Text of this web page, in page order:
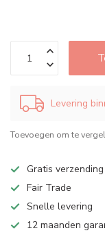
Levering
Toevoegen om te
Gratis
Fair Trade
Snelle levering
12 maanden